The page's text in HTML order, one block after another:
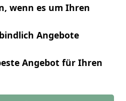
wenn es um Ihren
Angebote
Angebot für Ihren